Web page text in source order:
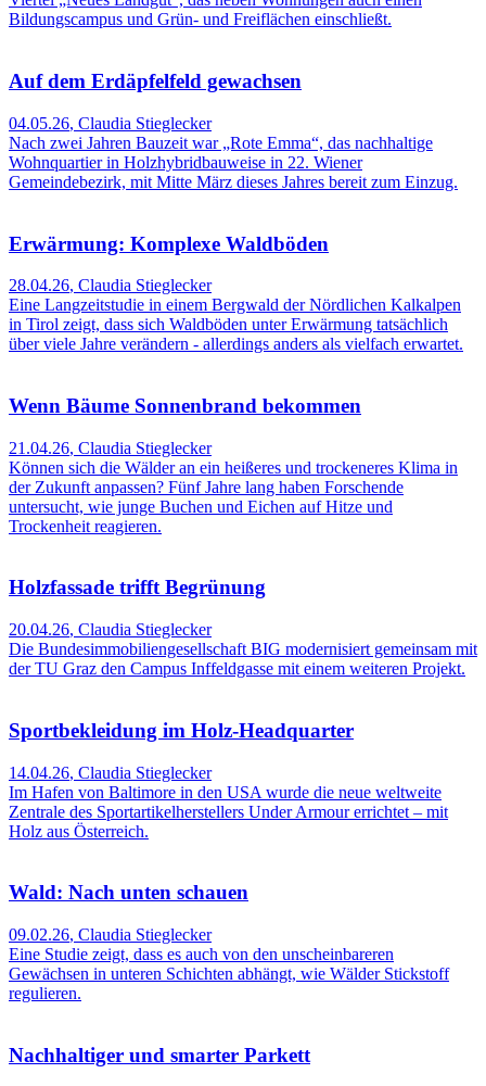
Bildungscampus und Grün- und Freiflächen einschließt.
Auf dem Erdäpfelfeld gewachsen
04.05.26, Claudia Stieglecker
Nach zwei Jahren Bauzeit war „Rote Emma“, das nachhaltige
Wohnquartier in Holzhybridbauweise in 22. Wiener
Gemeindebezirk, mit Mitte März dieses Jahres bereit zum Einzug.
Erwärmung: Komplexe Waldböden
28.04.26, Claudia Stieglecker
Eine Langzeitstudie in einem Bergwald der Nördlichen Kalkalpen
in Tirol zeigt, dass sich Waldböden unter Erwärmung tatsächlich
über viele Jahre verändern - allerdings anders als vielfach erwartet.
Wenn Bäume Sonnenbrand bekommen
21.04.26, Claudia Stieglecker
Können sich die Wälder an ein heißeres und trockeneres Klima in
der Zukunft anpassen? Fünf Jahre lang haben Forschende
untersucht, wie junge Buchen und Eichen auf Hitze und
Trockenheit reagieren.
Holzfassade trifft Begrünung
20.04.26, Claudia Stieglecker
Die Bundesimmobiliengesellschaft BIG modernisiert gemeinsam mit
der TU Graz den Campus Inffeldgasse mit einem weiteren Projekt.
Sportbekleidung im Holz-Headquarter
14.04.26, Claudia Stieglecker
Im Hafen von Baltimore in den USA wurde die neue weltweite
Zentrale des Sportartikelherstellers Under Armour errichtet – mit
Holz aus Österreich.
Wald: Nach unten schauen
09.02.26, Claudia Stieglecker
Eine Studie zeigt, dass es auch von den unscheinbareren
Gewächsen in unteren Schichten abhängt, wie Wälder Stickstoff
regulieren.
Nachhaltiger und smarter Parkett